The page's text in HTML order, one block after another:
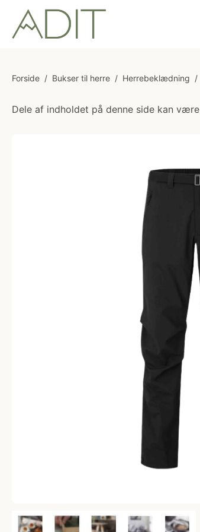
Forside / Bukser til herre / Herrebeklædning /
Dele af indholdet på denne side kan